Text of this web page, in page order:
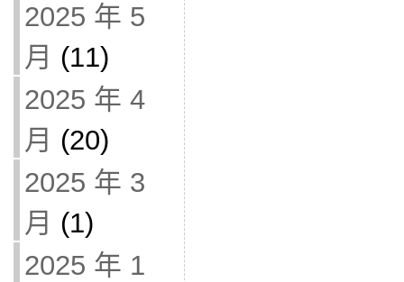
2025 年 5
月 (11)
2025 年 4
月 (20)
2025 年 3
月 (1)
2025 年 1